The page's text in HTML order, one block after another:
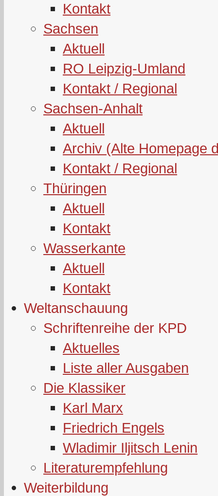
Kontakt
Sachsen
Aktuell
RO Leipzig-Umland
Kontakt / Regional
Sachsen-Anhalt
Aktuell
Archiv (Alte Homepage
Kontakt / Regional
Thüringen
Aktuell
Kontakt
Wasserkante
Aktuell
Kontakt
Weltanschauung
Schriftenreihe der KPD
Aktuelles
Liste aller Ausgaben
Die Klassiker
Karl Marx
Friedrich Engels
Wladimir Iljitsch Lenin
Literaturempfehlung
Weiterbildung